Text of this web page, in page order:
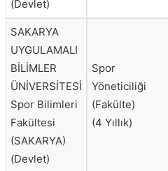
(Devlet)
SAKARYA
UYGULAMALI
BİLİMLER
ÜNİVERSİTESİ
Spor Bilimleri
Fakültesi
(SAKARYA)
(Devlet)
Spor
Yöneticiliği
(Fakülte)
(4 Yıllık)